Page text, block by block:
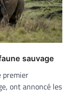
sauvage
premier
ont annoncé les